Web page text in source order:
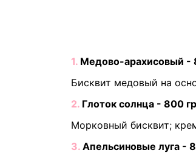
1. Медово-арахисовый -
Бисквит медовый на
2. Глоток солнца - 800
Морковный бисквит;
3. Апельсиновые луга -